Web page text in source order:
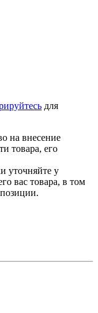
для
на внесение
товара, его
уточняйте у
вас товара, в том